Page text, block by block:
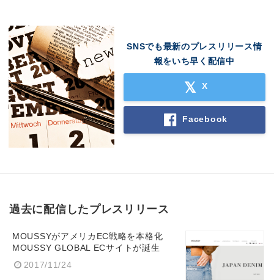
SNSでも最新のプレスリリース情
報をいち早く配信中
X
Facebook
過去に配信したプレスリリース
MOUSSYがアメリカEC戦略を本格化
MOUSSY GLOBAL ECサイトが誕生
2017/11/24